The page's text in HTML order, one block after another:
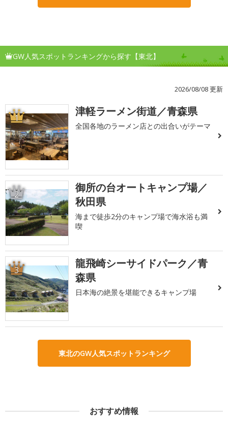
GW人気スポットランキングから探す【東北】
2026/08/08 更新
1 津軽ラーメン街道／青森県
全国各地のラーメン店との出合いがテーマ
2
御所の台オートキャンプ場／
秋田県
海まで徒歩2分のキャンプ場で海水浴も満
喫
3
龍飛崎シーサイドパーク／青
森県
日本海の絶景を堪能できるキャンプ場
東北のGW人気スポットランキング
おすすめ情報